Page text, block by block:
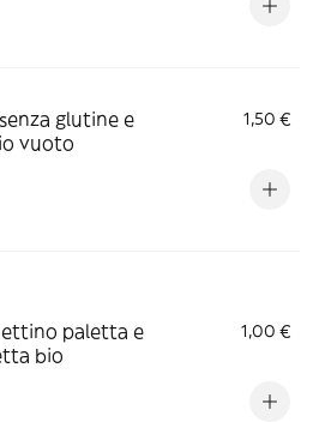
glutine e
vuoto
1,50 €
paletta e
bio
1,00 €